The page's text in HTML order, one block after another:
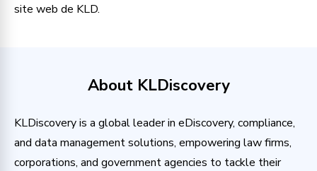
site web de KLD.
About KLDiscovery
KLDiscovery is a global leader in eDiscovery, compliance,
and data management solutions, empowering law firms,
corporations, and government agencies to tackle their